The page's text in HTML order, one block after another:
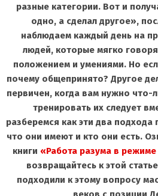
разные категории. Вот и
одно, а сделал другое»,
наблюдаем каждый день на
людей, которые мягко
положением и умениями. Но
почему общепринято? Другое
первичен, когда вам нужно что-
тренировать их следует
разберемся как эти два
что они имеют и кто они есть.
книги «Работа разума в
возвращайтесь к этой
подходили к этому вопросу